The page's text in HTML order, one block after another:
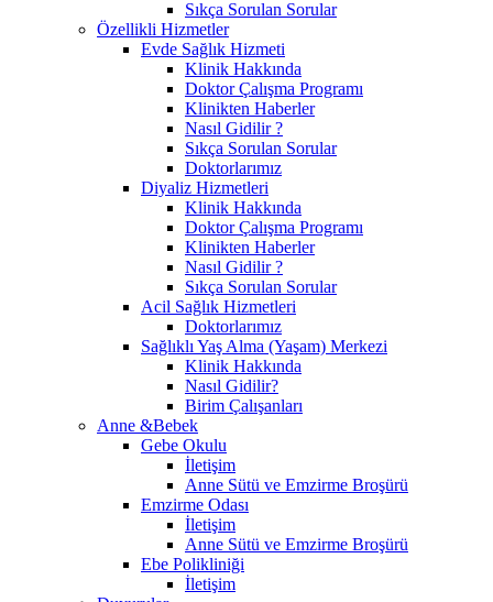
Sıkça Sorulan Sorular
Özellikli Hizmetler
Evde Sağlık Hizmeti
Klinik Hakkında
Doktor Çalışma Programı
Klinikten Haberler
Nasıl Gidilir ?
Sıkça Sorulan Sorular
Doktorlarımız
Diyaliz Hizmetleri
Klinik Hakkında
Doktor Çalışma Programı
Klinikten Haberler
Nasıl Gidilir ?
Sıkça Sorulan Sorular
Acil Sağlık Hizmetleri
Doktorlarımız
Sağlıklı Yaş Alma (Yaşam) Merkezi
Klinik Hakkında
Nasıl Gidilir?
Birim Çalışanları
Anne &Bebek
Gebe Okulu
İletişim
Anne Sütü ve Emzirme Broşürü
Emzirme Odası
İletişim
Anne Sütü ve Emzirme Broşürü
Ebe Polikliniği
İletişim